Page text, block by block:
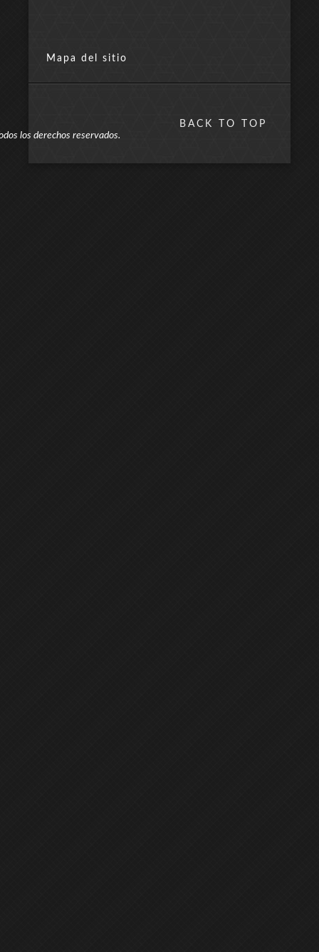
Mapa del sitio
los derechos reservados.
BACK TO TOP